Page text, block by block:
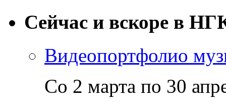
Сейчас и вскоре в
Видеопортфолио
Со 2 марта по 30